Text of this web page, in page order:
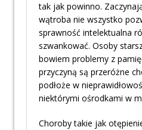
tak jak powinno.
wątroba nie wszystko
sprawność intelektualna
szwankować. Osoby
bowiem problemy z
przyczyną są przeróżne
podłoże w
niektórymi ośrodkami w
Choroby takie jak